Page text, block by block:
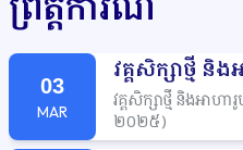
03
MAR
វគ្គសិក្សាថ្មី និង
២០២៥(១មីនា
វគ្គសិក្សាថ្មី និងអាហារូ
២០២៥)